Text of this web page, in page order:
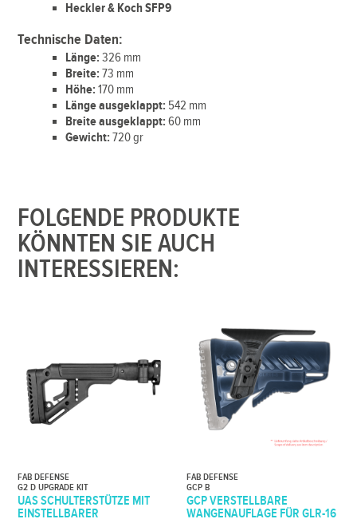
Heckler & Koch SFP9
Technische Daten:
Länge: 326 mm
Breite: 73 mm
Höhe: 170 mm
Länge ausgeklappt: 542 mm
Breite ausgeklappt:60 mm
Gewicht:720 gr
FOLGENDE PRODUKTE
KÖNNTEN SIE AUCH
INTERESSIEREN:
FAB DEFENSE
G2 D UPGRADE KIT
UAS SCHULTERSTÜTZE MIT
EINSTELLBARER
FAB DEFENSE
GCP B
GCP VERSTELLBARE
WANGENAUFLAGE FÜR GLR-16